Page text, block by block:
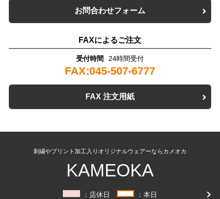
お問合わせフォーム
FAXによるご注文
受付時間 24時間受付
FAX:045-507-6777
FAX 注文用紙
刺繍やプリント加工入りオリジナルウェアーならカメオカ
KAMEOKA
：店休日 ：本日